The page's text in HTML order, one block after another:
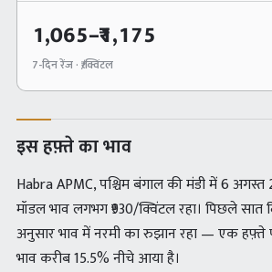
1,065–₹1,175
7-दिन रेंज · ₹/क्विंटल
इस हफ़्ते का भाव
Habra APMC, पश्चिम बंगाल की मंडी में 6
मॉडल भाव लगभग ₹930/क्विंटल रहा। पिछले
अनुसार भाव में नरमी का रुझान रहा — एक
भाव करीब 15.5% नीचे आया है।